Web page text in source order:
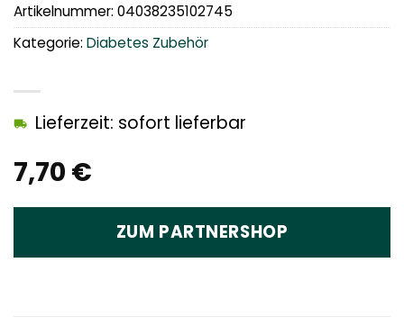
7,70 €
Lieferzeit: sofort lieferbar
ZUM PARTNERSHOP
Artikelnummer: 04038235102745
Kategorie: Diabetes Zubehör